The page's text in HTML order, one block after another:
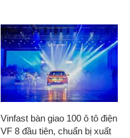
Vinfast bàn giao 100 ô tô điện
VF 8 đầu tiên, chuẩn bị xuất